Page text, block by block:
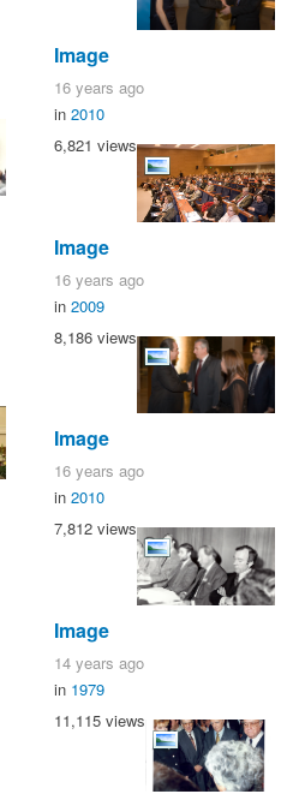
Image
16 years ago
in 2010
6,821 views
Image
16 years ago
in 2009
8,186 views
Image
16 years ago
in 2010
7,812 views
Image
14 years ago
in 1979
11,115 views